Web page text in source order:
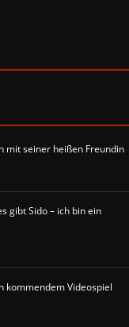
mit seiner heißen Freundin
gibt Sido – ich bin ein
kommendem Videospiel